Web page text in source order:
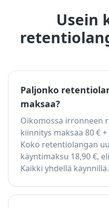
Usein
Paljonko
maksaa?
Oikomossa irronneen
kiinnitys maksaa 80 €
Koko retentiolangan
käyntimaksu 18,90 €,
Kaikki yhdellä käynnillä.